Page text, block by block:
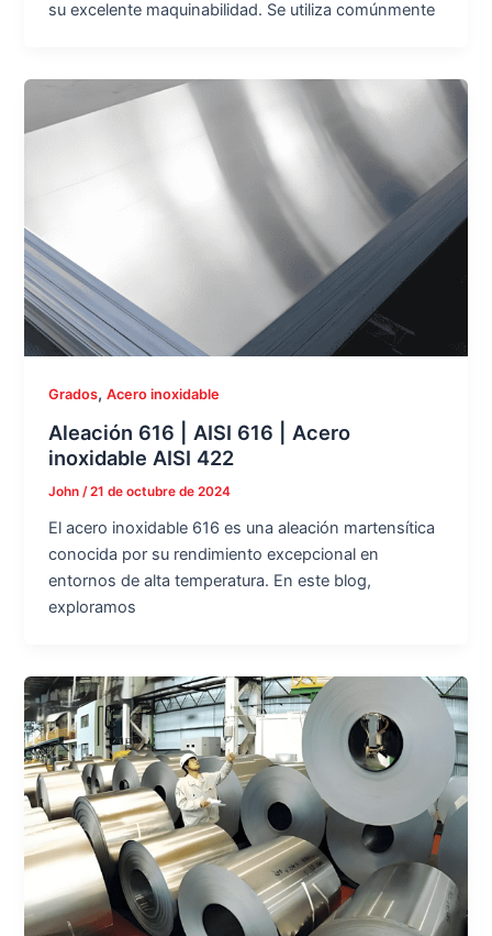
su excelente maquinabilidad. Se utiliza comúnmente
Grados,Acero inoxidable
Aleación 616 | AISI 616 | Acero
inoxidable AISI 422
John/21 de octubre de 2024
El acero inoxidable 616 es una aleación martensítica
conocida por su rendimiento excepcional en
entornos de alta temperatura. En este blog,
exploramos